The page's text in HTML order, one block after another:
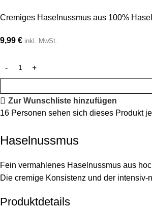
Cremiges Haselnussmus aus 100%
9,99 € inkl. MwSt.
Zur Wunschliste hinzufügen
16 Personen sehen sich dieses Produkt
Haselnussmus
Fein vermahlenes Haselnussmus aus
Die cremige Konsistenz und der
Produktdetails